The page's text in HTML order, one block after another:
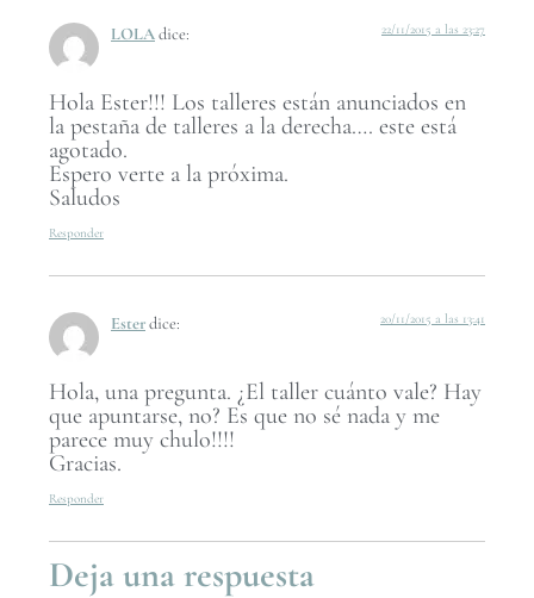
LOLAdice: 22/11/2015 a las 23:27
Hola Ester!!! Los talleres están anunciados en
la pestaña de talleres a la derecha…. este está
agotado.
Espero verte a la próxima.
Saludos
Responder
Esterdice: 20/11/2015 a las 13:41
Hola, una pregunta. ¿El taller cuánto vale? Hay
que apuntarse, no? Es que no sé nada y me
parece muy chulo!!!!
Gracias.
Responder
Deja una respuesta